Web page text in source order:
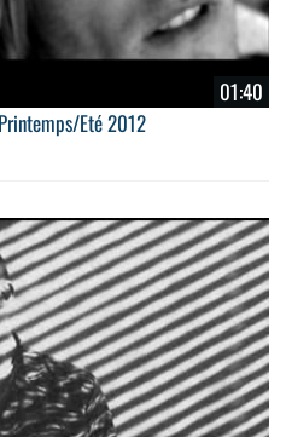
01:40
Eté 2012